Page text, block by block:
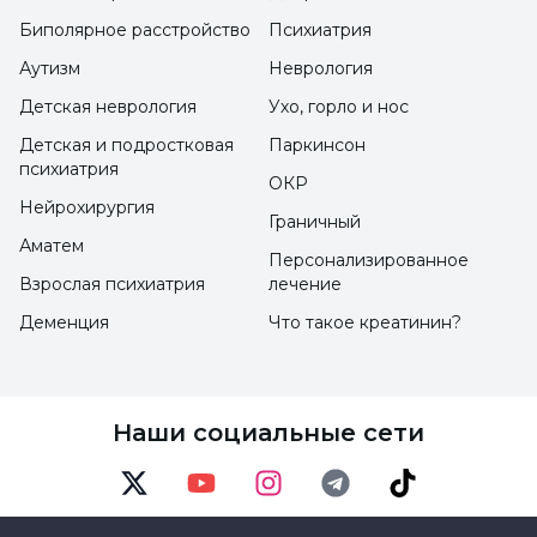
Глаукома (глазное давление):Структурная
закупорка каналов, по которым поступает
жидкость в глаз, приводит к тому, что
жидкость выводится в меньшем объеме, и
внутриглазное давление повышается.
Повышенное внутриглазное давление
приводит к потере нервов в глазах, вызывая
такие проблемы, как затуманенное зрение,
Катаракта (слепота глаза):Катаракта,
которая чаще встречается в пожилом
возрасте и у людей с диабетом, - это
Биполярное расстройство
Аутизм
Детская неврология
Психиатрия
Неврология
Ухо, горло и нос
Детская и подростковая
психиатрия
Нейрохирургия
Аматем
Взрослая психиатрия
Деменция
Паркинсон
ОКР
Граничный
Персонализированное
лечение
Что такое креатинин?
Наши социальные сети